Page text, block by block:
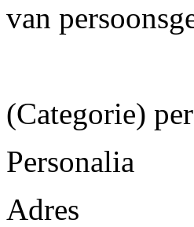
van
(Categorie)